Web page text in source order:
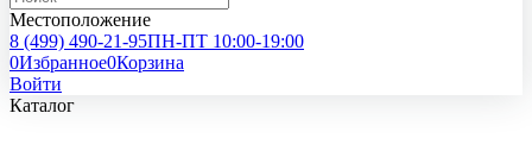
Местоположение
8 (499) 490-21-95ПН-ПТ 10:00-19:00
0Избранное0Корзина
Войти
Каталог